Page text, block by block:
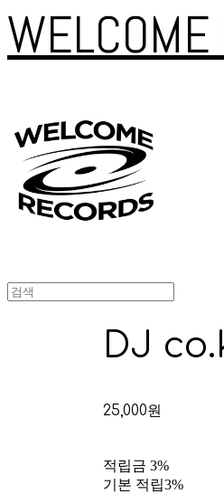
DJ
25,000원
적립금 3%
기본 적립3%